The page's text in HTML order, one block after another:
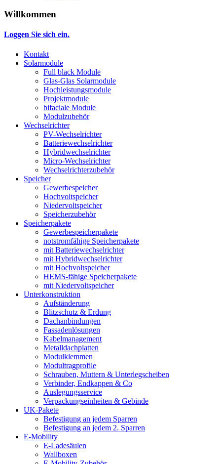
Willkommen
Loggen Sie sich ein.
Kontakt
Solarmodule
Full black Module
Glas-Glas Solarmodule
Hochleistungsmodule
Projektmodule
bifaciale Module
Modulzubehör
Wechselrichter
PV-Wechselrichter
Batteriewechselrichter
Hybridwechselrichter
Micro-Wechselrichter
Wechselrichterzubehör
Speicher
Gewerbespeicher
Hochvoltspeicher
Niedervoltspeicher
Speicherzubehör
Speicherpakete
Gewerbespeicherpakete
notstromfähige Speicherpakete
mit Batteriewechselrichter
mit Hybridwechselrichter
mit Hochvoltspeicher
HEMS-fähige Speicherpakete
mit Niedervoltspeicher
Unterkonstruktion
Aufständerung
Blitzschutz & Erdung
Dachanbindungen
Fassadenlösungen
Kabelmanagement
Metalldachplatten
Modulklemmen
Modultragprofile
Schrauben, Muttern & Unterlegscheiben
Verbinder, Endkappen & Co
Auslegungsservice
Verpackungseinheiten & Gebinde
UK-Pakete
Befestigung an jedem Sparren
Befestigung an jedem 2. Sparren
E-Mobility
E-Ladesäulen
Wallboxen